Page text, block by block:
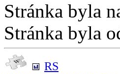
Stránka byla
Stránka byla
RS